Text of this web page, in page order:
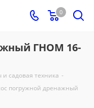
0
ГНОМ 16-
садовая техника -
погружной дренажный